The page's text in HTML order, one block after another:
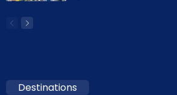
Destinations